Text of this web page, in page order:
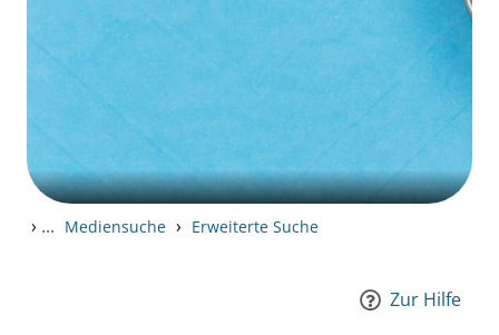
› ... Mediensuche › Erweiterte Suche
Zur Hilfe